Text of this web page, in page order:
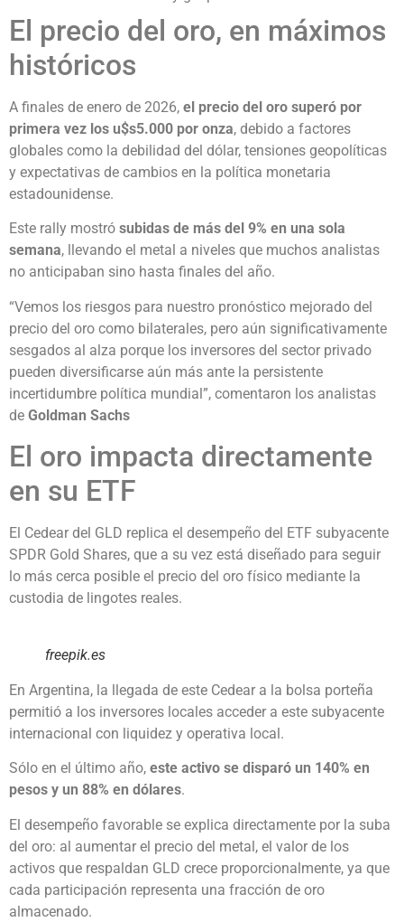
El precio del oro, en máximos
históricos
A finales de enero de 2026, el precio del oro superó por
primera vez los u$s5.000 por onza, debido a factores
globales como la debilidad del dólar, tensiones geopolíticas
y expectativas de cambios en la política monetaria
estadounidense.
Este rally mostró subidas de más del 9% en una sola
semana, llevando el metal a niveles que muchos analistas
no anticipaban sino hasta finales del año.
“Vemos los riesgos para nuestro pronóstico mejorado del
precio del oro como bilaterales, pero aún significativamente
sesgados al alza porque los inversores del sector privado
pueden diversificarse aún más ante la persistente
incertidumbre política mundial”, comentaron los analistas
de Goldman Sachs
El oro impacta directamente
en su ETF
El Cedear del GLD replica el desempeño del ETF subyacente
SPDR Gold Shares, que a su vez está diseñado para seguir
lo más cerca posible el precio del oro físico mediante la
custodia de lingotes reales.
freepik.es
En Argentina, la llegada de este Cedear a la bolsa porteña
permitió a los inversores locales acceder a este subyacente
internacional con liquidez y operativa local.
Sólo en el último año, este activo se disparó un 140% en
pesos y un 88% en dólares.
El desempeño favorable se explica directamente por la suba
del oro: al aumentar el precio del metal, el valor de los
activos que respaldan GLD crece proporcionalmente, ya que
cada participación representa una fracción de oro
almacenado.